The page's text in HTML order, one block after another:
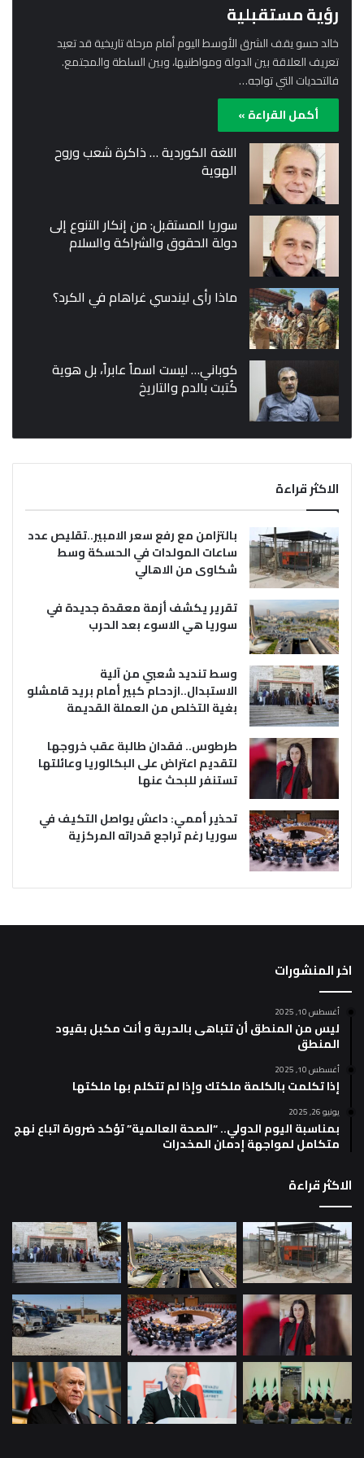
رؤية مستقبلية
خالد حسو يقف الشرق الأوسط اليوم أمام مرحلة تاريخية قد تعيد
تعريف العلاقة بين الدولة ومواطنيها، وبين السلطة والمجتمع.
فالتحديات التي تواجه…
أكمل القراءة »
اللغة الكوردية … ذاكرة شعب وروح
الهوية
سوريا المستقبل: من إنكار التنوع إلى
دولة الحقوق والشراكة والسلام
ماذا رأى ليندسي غراهام في الكرد؟
كوباني… ليست اسماً عابراً، بل هوية
كُتبت بالدم والتاريخ
الاكثر قراءة
بالتزامن مع رفع سعر الامبير..تقليص عدد
ساعات المولدات في الحسكة وسط
شكاوى من الاهالي
تقرير يكشف أزمة معقدة جديدة في
سوريا هي الاسوء بعد الحرب
وسط تنديد شعبي من آلية
الاستبدال..ازدحام كبير أمام بريد قامشلو
بغية التخلص من العملة القديمة
طرطوس.. فقدان طالبة عقب خروجها
لتقديم اعتراض على البكالوريا وعائلتها
تستنفر للبحث عنها
تحذير أممي: داعش يواصل التكيف في
سوريا رغم تراجع قدراته المركزية
اخر المنشورات
أغسطس 10, 2025
ليس من المنطق أن تتباهى بالحرية و أنت مكبل بقيود
المنطق
أغسطس 10, 2025
إذا تكلمت بالكلمة ملكتك وإذا لم تتكلم بها ملكتها
يونيو 26, 2025
بمناسبة اليوم الدولي.. “الصحة العالمية” تؤكد ضرورة اتباع نهج
متكامل لمواجهة إدمان المخدرات
الاكثر قراءة